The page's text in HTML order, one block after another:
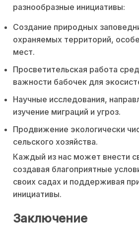
разнообразные инициативы:
Создание природных
охраняемых территорий,
мест.
Просветительская работа
важности бабочек для
Научные исследования,
изучение миграций и угроз.
Продвижение экологически
сельского хозяйства.
Каждый из нас может внести
создавая благоприятные
своих садах и поддерживая
инициативы.
Заключение